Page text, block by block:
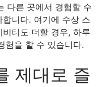
다른 곳에서 경험할 수
니다. 여기에 수상 스
티도 더할 경우, 하루
험을 할 수 있습니다.
제대로 즐